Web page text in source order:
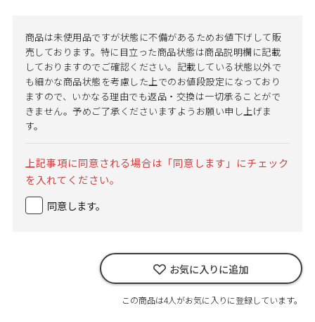
商品は未使用品ですが状態に不備があるためお値下げして販
売しております。特に目立った商品状態は商品説明欄に記載
しておりますのでご確認ください。記載している状態以外で
も細かな商品状態を考慮した上でのお値段設定になっており
ますので、いかなる理由でも返品・交換は一切承ることがで
きません。予めご了承くださいますようお願い申し上げま
す。
上記事項に同意される場合は「同意します」にチェック
を入れてください。
同意します。
お気に入りに追加
この商品は4人がお気に入りに登録しています。